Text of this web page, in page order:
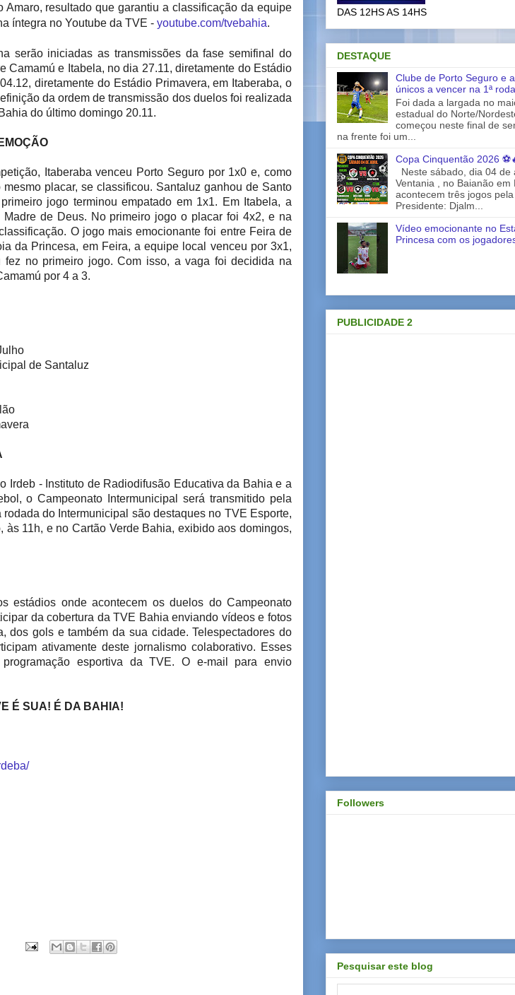
Amaro, resultado que garantiu a classificação da equipe
íntegra no Youtube da TVE - youtube.com/tvebahia.
serão iniciadas as transmissões da fase semifinal do
Camamú e Itabela, no dia 27.11, diretamente do Estádio
diretamente do Estádio Primavera, em Itaberaba, o
da ordem de transmissão dos duelos foi realizada
do último domingo 20.11.
Itaberaba venceu Porto Seguro por 1x0 e, como
placar, se classificou. Santaluz ganhou de Santo
jogo terminou empatado em 1x1. Em Itabela, a
de Deus. No primeiro jogo o placar foi 4x2, e na
O jogo mais emocionante foi entre Feira de
da Princesa, em Feira, a equipe local venceu por 3x1,
fez no primeiro jogo. Com isso, a vaga foi decidida na
por 4 a 3.
de Santaluz
Irdeb - Instituto de Radiodifusão Educativa da Bahia e a
o Campeonato Intermunicipal será transmitido pela
do Intermunicipal são destaques no TVE Esporte,
11h, e no Cartão Verde Bahia, exibido aos domingos,
estádios onde acontecem os duelos do Campeonato
da cobertura da TVE Bahia enviando vídeos e fotos
dos gols e também da sua cidade. Telespectadores do
ativamente deste jornalismo colaborativo. Esses
esportiva da TVE. O e-mail para envio
É SUA! É DA BAHIA!
DAS 12HS AS 14HS
DESTAQUE
Clube de Porto Seguro e
únicos a vencer na 1ª
Foi dada a largada no
estadual do Norte/
começou neste final de
na frente foi um...
Copa Cinquentão 2026
Neste sábado, dia 04 de
Ventania , no Baianão em
acontecem três jogos
Presidente: Djalm...
Vídeo emocionante no
Princesa com os
PUBLICIDADE 2
Followers
Pesquisar este blog